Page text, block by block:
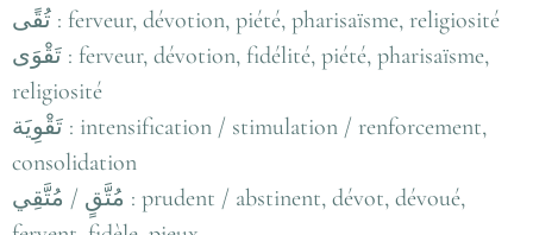
تُقًى : ferveur, dévotion, piété, pharisaïsme, religiosité
تَقْوَى : ferveur, dévotion, fidélité, piété, pharisaïsme,
religiosité
تَقْوِيَة : intensification / stimulation / renforcement,
consolidation
مُتَّقٍ / مُتَّقِي : prudent / abstinent, dévot, dévoué,